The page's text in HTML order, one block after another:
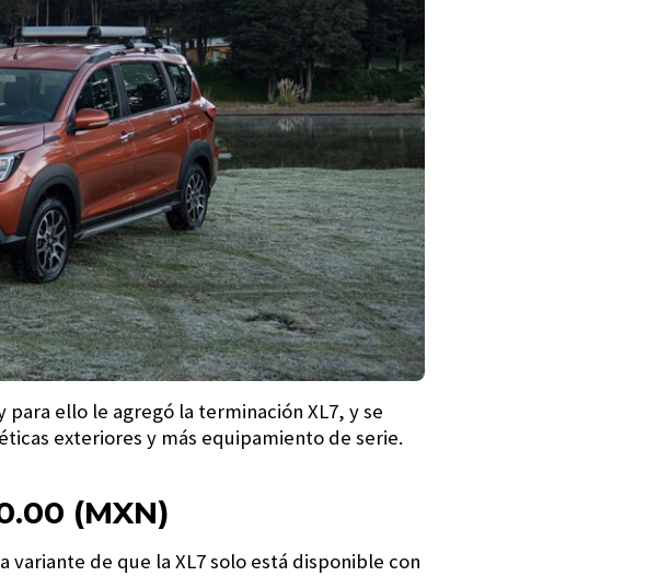
ello le agregó la terminación XL7, y se
exteriores y más equipamiento de serie.
(MXN)
variante de que la XL7 solo está disponible con